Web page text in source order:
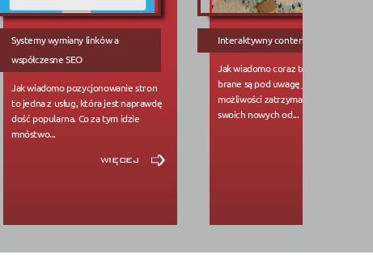
Systemy wymiany linków a
współczesne SEO
Jak wiadomo pozycjonowanie stron
to jedna z usług, która jest naprawdę
dość popularna. Co za tym idzie
mnóstwo...
więcej
Interaktywny content - co i jak
Jak wiadomo coraz to nowe techniki
brane są pod uwagę jeśli chodzi o
możliwości zatrzymania na stronie
swoich nowych od...